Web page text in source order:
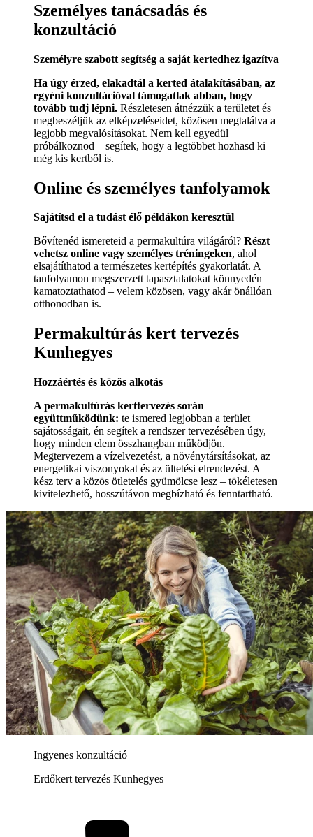
Személyes tanácsadás és
konzultáció
Személyre szabott segítség a saját kertedhez igazítva
Ha úgy érzed, elakadtál a kerted átalakításában, az
egyéni konzultációval támogatlak abban, hogy
tovább tudj lépni. Részletesen átnézzük a területet és
megbeszéljük az elképzeléseidet, közösen megtalálva a
legjobb megvalósításokat. Nem kell egyedül
próbálkoznod – segítek, hogy a legtöbbet hozhasd ki
még kis kertből is.
Online és személyes tanfolyamok
Sajátítsd el a tudást élő példákon keresztül
Bővítenéd ismereteid a permakultúra világáról? Részt
vehetsz online vagy személyes tréningeken, ahol
elsajátíthatod a természetes kertépítés gyakorlatát. A
tanfolyamon megszerzett tapasztalatokat könnyedén
kamatoztathatod – velem közösen, vagy akár önállóan
otthonodban is.
Permakultúrás kert tervezés
Kunhegyes
Hozzáértés és közös alkotás
A permakultúrás kerttervezés során
együttműködünk: te ismered legjobban a terület
sajátosságait, én segítek a rendszer tervezésében úgy,
hogy minden elem összhangban működjön.
Megtervezem a vízelvezetést, a növénytársításokat, az
energetikai viszonyokat és az ültetési elrendezést. A
kész terv a közös ötletelés gyümölcse lesz – tökéletesen
kivitelezhető, hosszútávon megbízható és fenntartható.
Ingyenes konzultáció
Erdőkert tervezés Kunhegyes